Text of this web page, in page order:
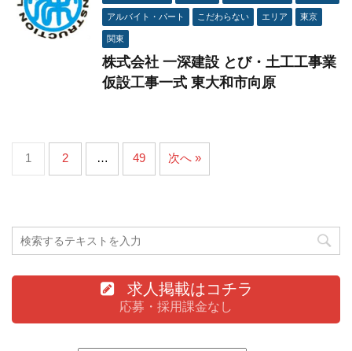
アルバイト・パート こだわらない エリア 東京
関東
株式会社 一深建設 とび・土工工事業
仮設工事一式 東大和市向原
1 2 … 49 次へ »
求人掲載はコチラ
応募・採用課金なし